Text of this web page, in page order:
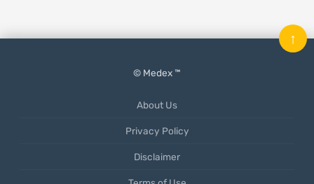
© Medex ™
About Us
Privacy Policy
Disclaimer
↑